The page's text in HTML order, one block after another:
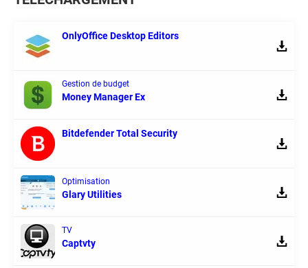
OnlyOffice Desktop Editors
Gestion de budget
Money Manager Ex
Bitdefender Total Security
Optimisation
Glary Utilities
TV
Captvty